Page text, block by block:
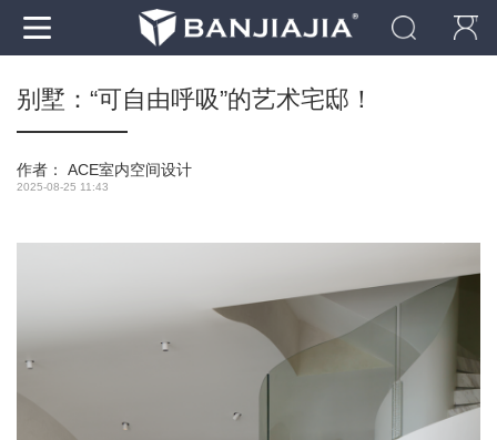
别墅：“可自由呼吸”的艺术宅邸！
作者： ACE室内空间设计
2025-08-25 11:43